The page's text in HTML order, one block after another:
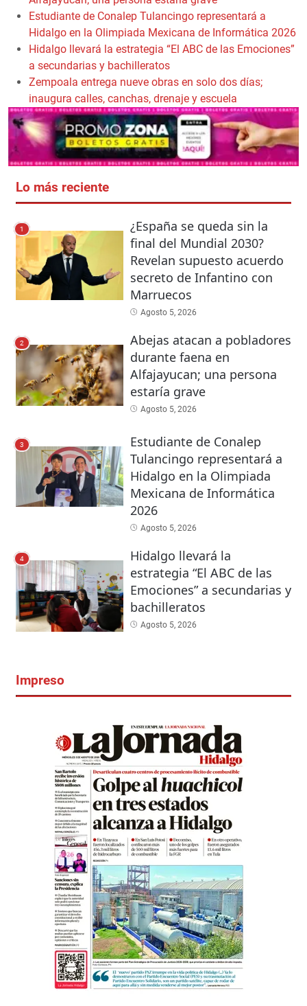
Estudiante de Conalep Tulancingo representará a
Hidalgo en la Olimpiada Mexicana de Informática 2026
Hidalgo llevará la estrategia “El ABC de las Emociones”
a secundarias y bachilleratos
Zempoala entrega nueve obras en solo dos días;
inaugura calles, canchas, drenaje y escuela
Lo más reciente
1
¿España se queda sin la
final del Mundial 2030?
Revelan supuesto acuerdo
secreto de Infantino con
Marruecos
Agosto 5, 2026
2
Abejas atacan a pobladores
durante faena en
Alfajayucan; una persona
estaría grave
Agosto 5, 2026
3
Estudiante de Conalep
Tulancingo representará a
Hidalgo en la Olimpiada
Mexicana de Informática
2026
Agosto 5, 2026
4
Hidalgo llevará la
estrategia “El ABC de las
Emociones” a secundarias y
bachilleratos
Agosto 5, 2026
Impreso